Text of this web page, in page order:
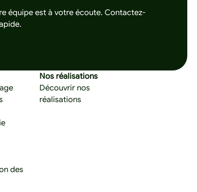
équipe est à votre écoute. Contactez-
contacter
des
Nos réalisations
Découvrir nos
réalisations